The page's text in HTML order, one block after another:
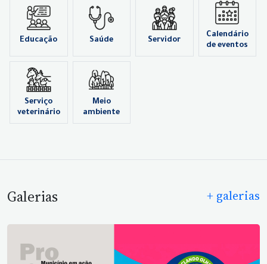
Educação Saúde Servidor
Calendário
de eventos
Serviço
veterinário
Meio
ambiente
Galerias + galerias